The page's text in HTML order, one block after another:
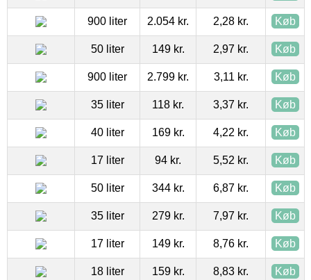
900 liter 2.054 kr. 2,28 kr. Køb
50 liter 149 kr. 2,97 kr. Køb
900 liter 2.799 kr. 3,11 kr. Køb
35 liter 118 kr. 3,37 kr. Køb
40 liter 169 kr. 4,22 kr. Køb
17 liter 94 kr. 5,52 kr. Køb
50 liter 344 kr. 6,87 kr. Køb
35 liter 279 kr. 7,97 kr. Køb
17 liter 149 kr. 8,76 kr. Køb
18 liter 159 kr. 8,83 kr. Køb